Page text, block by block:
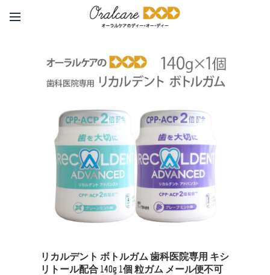
リカルデント ボトルガム 歯科医院専用 キシ
リトール配合 140g 1個 粒ガム メール便不可